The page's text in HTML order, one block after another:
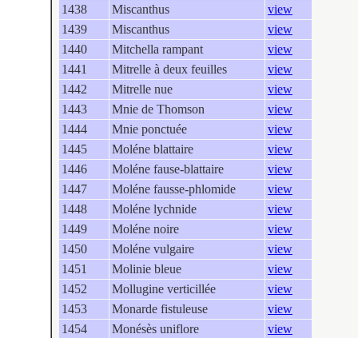
1438
Miscanthus
view
1439
Miscanthus
view
1440
Mitchella rampant
view
1441
Mitrelle à deux feuilles
view
1442
Mitrelle nue
view
1443
Mnie de Thomson
view
1444
Mnie ponctuée
view
1445
Moléne blattaire
view
1446
Moléne fause-blattaire
view
1447
Moléne fausse-phlomide
view
1448
Moléne lychnide
view
1449
Moléne noire
view
1450
Moléne vulgaire
view
1451
Molinie bleue
view
1452
Mollugine verticillée
view
1453
Monarde fistuleuse
view
1454
Monésès uniflore
view